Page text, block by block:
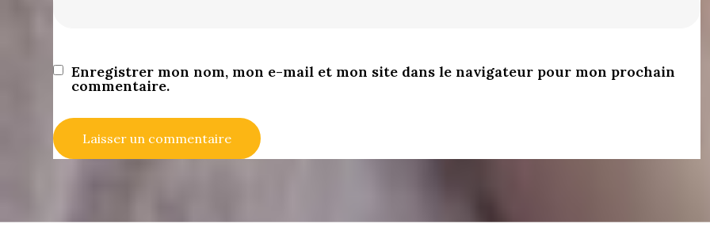
Enregistrer mon nom, mon e-mail et mon site dans le navigateur pour mon prochain
commentaire.